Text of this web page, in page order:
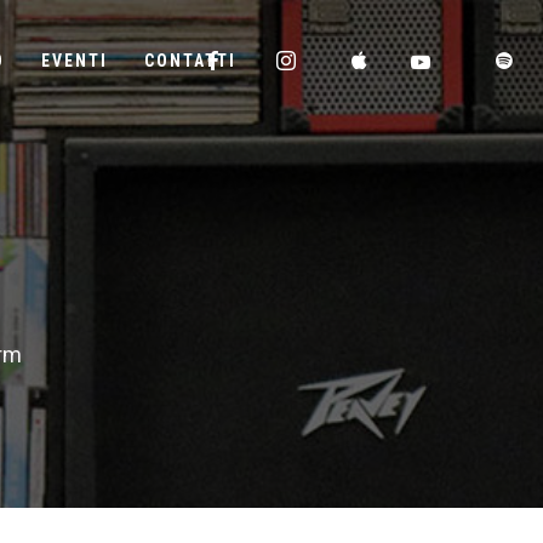
EVENTI CONTATTI